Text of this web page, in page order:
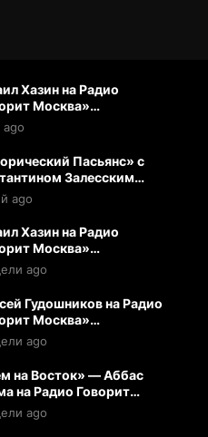
Хазин на Радио
Москва»
ago
Пасьянс» с
Залесским
ago
Хазин на Радио
Москва»
ago
Гудошников на Радио
Москва»
ago
на Восток» — Аббас
на Радио Говорит
(22.07.2026)
ago